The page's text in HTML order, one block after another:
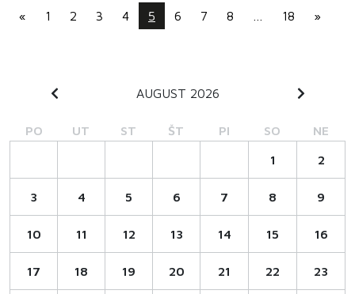
« 1 2 3 4 5 6 7 8 18 »
AUGUST 2026
PO UT ST ŠT PI SO NE
1 2
3 4 5 6 7 8 9
10 11 12 13 14 15 16
17 18 19 20 21 22 23